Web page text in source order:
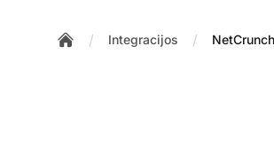
/ Integracijos / NetCrunch